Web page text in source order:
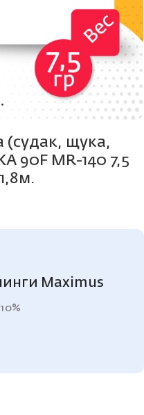
(судак, щука,
90F MR-140 7,5
Maximus